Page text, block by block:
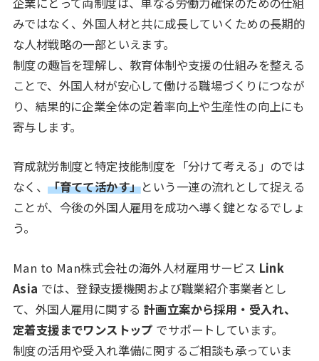
みではなく、外国人材と共に成長していくための長期的
な人材戦略の一部といえます。
制度の趣旨を理解し、教育体制や支援の仕組みを整える
ことで、外国人材が安心して働ける職場づくりにつなが
り、結果的に企業全体の定着率向上や生産性の向上にも
寄与します。
育成就労制度と特定技能制度を「分けて考える」のでは
なく、「育てて活かす」という一連の流れとして捉える
ことが、今後の外国人雇用を成功へ導く鍵となるでしょ
う。
Man to Man株式会社の海外人材雇用サービス Link
Asia では、登録支援機関および職業紹介事業者とし
て、外国人雇用に関する 計画立案から採用・受入れ、
定着支援までワンストップ でサポートしています。
制度の活用や受入れ準備に関するご相談も承っていま